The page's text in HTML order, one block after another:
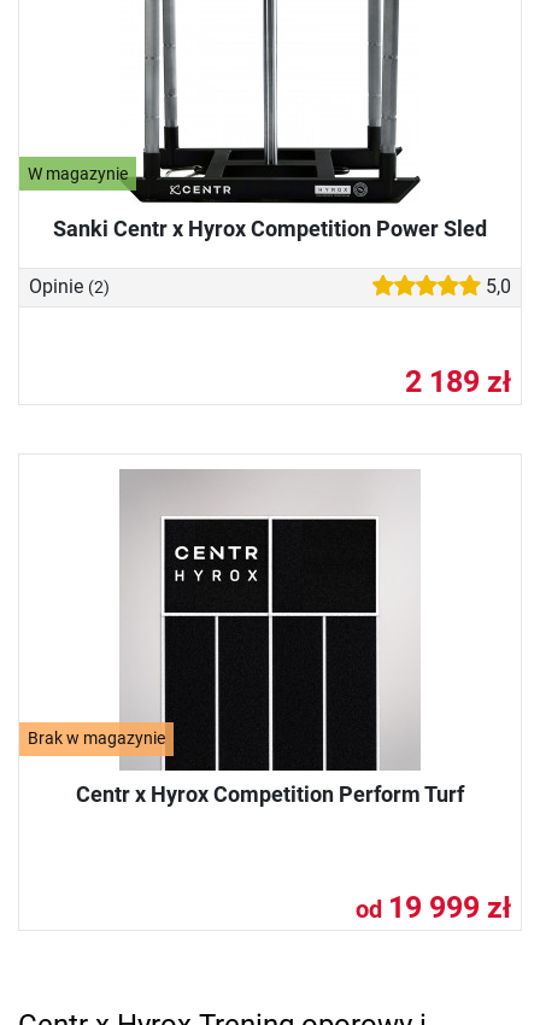
W magazynie
Sanki Centr x Hyrox Competition Power Sled
Opinie (2) 5,0
2 189 zł
Brak w magazynie
Centr x Hyrox Competition Perform Turf
od 19 999 zł